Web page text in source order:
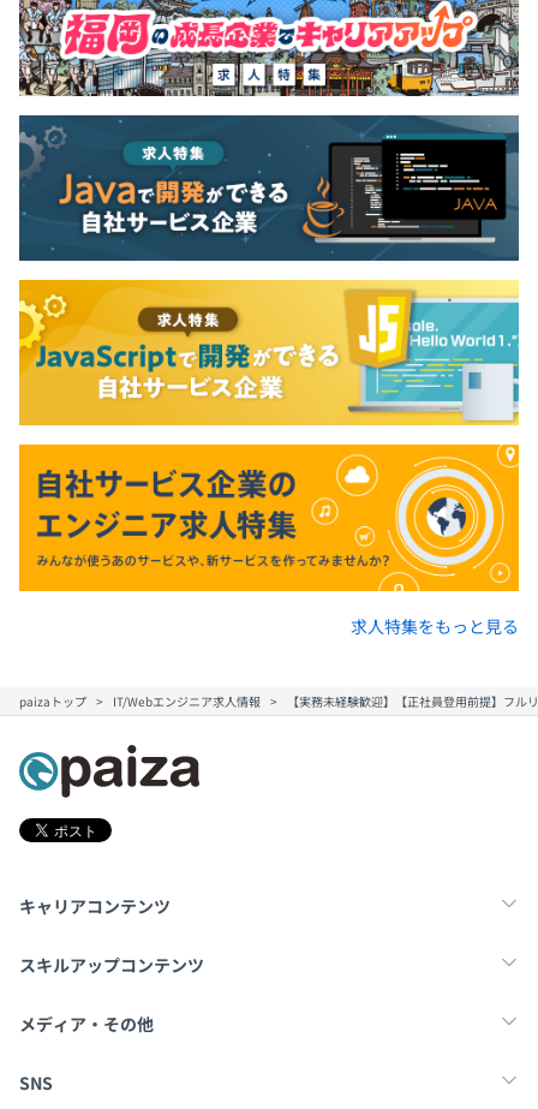
DMPで得た知見を活かしつつ、BtoC領域でのプロダクト
開発にも挑戦したいと考え、Webメディアを運営するベン
チャー企業に転職。プライベートDMPのR&Dプロジェク
トを自ら提案・立ち上げ、PM/POとして企画立案からス
テークホルダー調整、メンバーマネジメント、技術リード
まで幅広く担当。年間1,200万人が訪問する自社メディア
の分析・改善プラットフォームを構築し、ハイブリッド型
のレコメンデーションエンジン（ルールベース＋機械学
「開発」にとどまらずITに関わるあらゆる領域に挑戦した
いという想いから、現職のスタートアップに1人目の社員
として参画。技術責任者兼マネージャーとして、自社サー
ビス開発および複数の受託開発案件に携わりながら、メン
バーのマネジメントや技術的な意思決定をリードしてい
る。
入社後は、マネージャーや技術責任者のサポートのもと
で、まずは実装を中心に担当していただきます。
ん。
設計レビュー、コードレビュー、定期的な1on1などを通
して、“一人で悩まず進められる環境”を大切にしていま
す。
タスクは難易度やスキルに応じてアサインします。
関わる機会もありますが、
りません。
求人特集をもっと見る
paizaトップ IT/Webエンジニア求人情報 【実務未経験歓迎】【正社員登用前提】フ
キャリアコンテンツ
転職・キャリア
スキルアップコンテンツ
学習
メディア・その他
Tech Team Journal
SNS